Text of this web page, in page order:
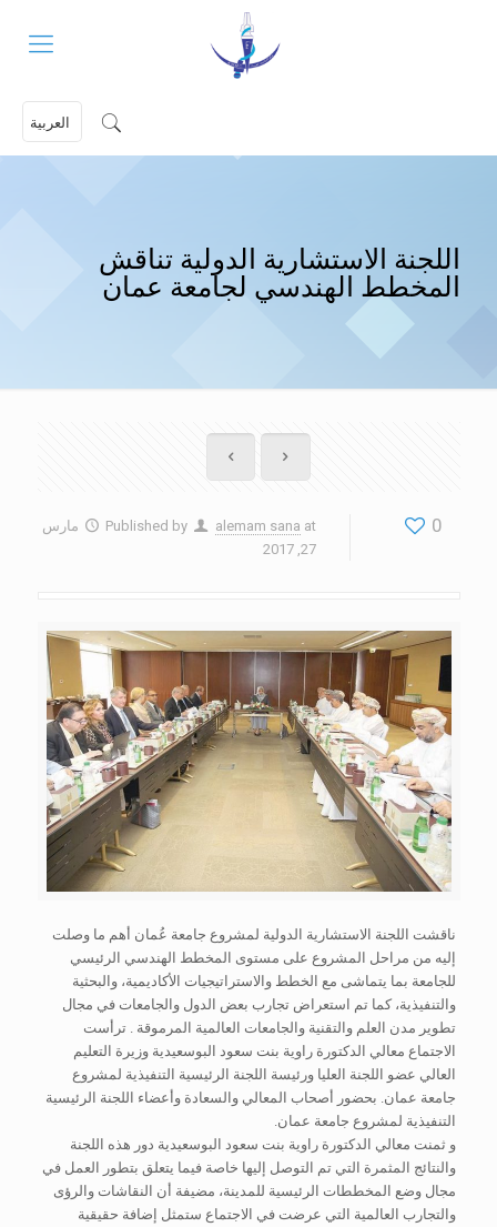
العربية
اللجنة الاستشارية الدولية تناقش
المخطط الهندسي لجامعة عمان
0
Published by alemam sana at
مارس
27, 2017
ناقشت اللجنة الاستشارية الدولية لمشروع جامعة عُمان أهم ما وصلت
إليه من مراحل المشروع على مستوى المخطط الهندسي الرئيسي
للجامعة بما يتماشى مع الخطط والاستراتيجيات الأكاديمية، والبحثية
والتنفيذية، كما تم استعراض تجارب بعض الدول والجامعات في مجال
تطوير مدن العلم والتقنية والجامعات العالمية المرموقة . ترأست
الاجتماع معالي الدكتورة راوية بنت سعود البوسعيدية وزيرة التعليم
العالي عضو اللجنة العليا ورئيسة اللجنة الرئيسية التنفيذية لمشروع
جامعة عمان. بحضور أصحاب المعالي والسعادة وأعضاء اللجنة الرئيسية
التنفيذية لمشروع جامعة عمان.
و ثمنت معالي الدكتورة راوية بنت سعود البوسعيدية دور هذه اللجنة
والنتائج المثمرة التي تم التوصل إليها خاصة فيما يتعلق بتطور العمل في
مجال وضع المخططات الرئيسية للمدينة، مضيفة أن النقاشات والرؤى
والتجارب العالمية التي عرضت في الاجتماع ستمثل إضافة حقيقية